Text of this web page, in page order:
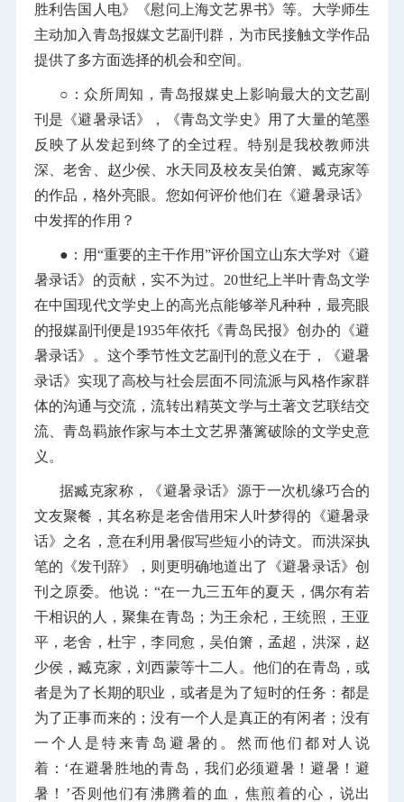
胜利告国人电》《慰问上海文艺界书》等。大学师生
主动加入青岛报媒文艺副刊群，为市民接触文学作品
提供了多方面选择的机会和空间。
○：众所周知，青岛报媒史上影响最大的文艺副
刊是《避暑录话》，《青岛文学史》用了大量的笔墨
反映了从发起到终了的全过程。特别是我校教师洪
深、老舍、赵少侯、水天同及校友吴伯箫、臧克家等
的作品，格外亮眼。您如何评价他们在《避暑录话》
中发挥的作用？
●：用“重要的主干作用”评价国立山东大学对《避
暑录话》的贡献，实不为过。20世纪上半叶青岛文学
在中国现代文学史上的高光点能够举凡种种，最亮眼
的报媒副刊便是1935年依托《青岛民报》创办的《避
暑录话》。这个季节性文艺副刊的意义在于，《避暑
录话》实现了高校与社会层面不同流派与风格作家群
体的沟通与交流，流转出精英文学与土著文艺联结交
流、青岛羁旅作家与本土文艺界藩篱破除的文学史意
义。
据臧克家称，《避暑录话》源于一次机缘巧合的
文友聚餐，其名称是老舍借用宋人叶梦得的《避暑录
话》之名，意在利用暑假写些短小的诗文。而洪深执
笔的《发刊辞》，则更明确地道出了《避暑录话》创
刊之原委。他说：“在一九三五年的夏天，偶尔有若
干相识的人，聚集在青岛；为王余杞，王统照，王亚
平，老舍，杜宇，李同愈，吴伯箫，孟超，洪深，赵
少侯，臧克家，刘西蒙等十二人。他们的在青岛，或
者是为了长期的职业，或者是为了短时的任务：都是
为了正事而来的；没有一个人是真正的有闲者；没有
一个人是特来青岛避暑的。然而他们都对人说
着：‘在避暑胜地的青岛，我们必须避暑！避暑！避
暑！’否则他们有沸腾着的血，焦煎着的心，说出